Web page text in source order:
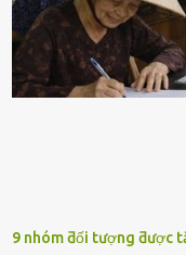
9 nhóm ƌối tượng ƌược